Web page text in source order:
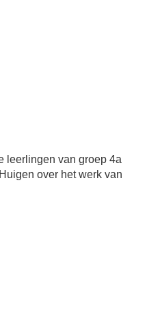
leerlingen van groep 4a
over het werk van